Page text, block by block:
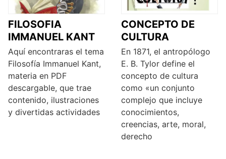
FILOSOFIA
IMMANUEL KANT
Aquí encontraras el tema
Filosofía Immanuel Kant,
materia en PDF
descargable, que trae
contenido, ilustraciones
y divertidas actividades
CONCEPTO DE
CULTURA
En 1871, el antropólogo
E. B. Tylor define el
concepto de cultura
como «un conjunto
complejo que incluye
conocimientos,
creencias, arte, moral,
derecho